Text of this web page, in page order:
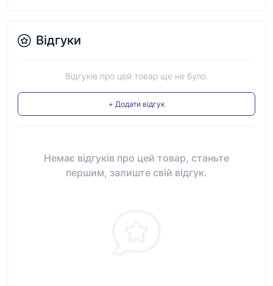
Відгуки
Відгуків про цей товар ще не було.
+ Додати відгук
Немає відгуків про цей товар, станьте
першим, залиште свій відгук.